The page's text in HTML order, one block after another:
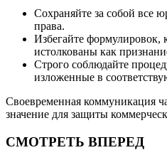
Сохраняйте за собой все
права.
Избегайте формулировок,
истолкованы как
Строго соблюдайте
изложенные в
Своевременная коммуникация
значение для защиты
СМОТРЕТЬ ВПЕРЕД